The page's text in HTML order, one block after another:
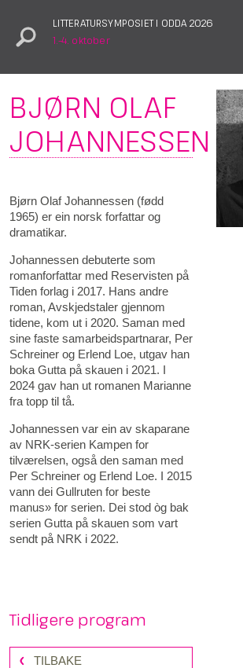
LITTERATURSYMPOSIET I ODDA 2026
1.–4. oktober
BJØRN OLAF
JOHANNESSEN
Bjørn Olaf Johannessen (fødd
1965) er ein norsk forfattar og
dramatikar.
Johannessen debuterte som
romanforfattar med Reservisten på
Tiden forlag i 2017. Hans andre
roman, Avskjedstaler gjennom
tidene, kom ut i 2020. Saman med
sine faste samarbeidspartnarar, Per
Schreiner og Erlend Loe, utgav han
boka Gutta på skauen i 2021. I
2024 gav han ut romanen Marianne
fra topp til tå.
Johannessen var ein av skaparane
av NRK-serien Kampen for
tilværelsen, også den saman med
Per Schreiner og Erlend Loe. I 2015
vann dei Gullruten for beste
manus» for serien. Dei stod òg bak
serien Gutta på skauen som vart
sendt på NRK i 2022.
Tidligere program
TILBAKE